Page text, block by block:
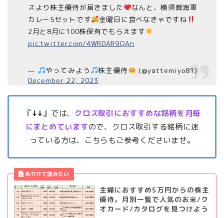
スより株主優待が届きました
なんと、横須賀海軍
カレー5セットです
金曜日に食べなきゃですね
2月と8月に100株保有でもらえます
pic.twitter.com/4WRDAR9QAn
— やってみよう 株主優待
(@yattemiyo81)
December 22, 2023
『↓↓』では、 クロス取引におすすめな銘柄を月毎
にまとめていますので、クロス取引する銘柄に迷
っている方は、こちらもご参考くださいませ。
主婦におすすめ5万円からの株主
優待。月別一覧で人気のお米/ク
オカード/カタログを見つけよう